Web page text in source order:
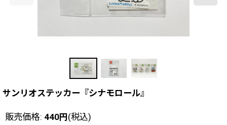
サンリオステッカー『シナモロール』
販売価格: 440円(税込)